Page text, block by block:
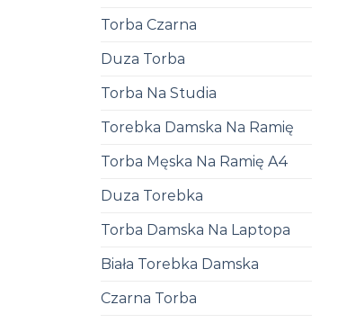
Torba Czarna
Duza Torba
Torba Na Studia
Torebka Damska Na Ramię
Torba Męska Na Ramię A4
Duza Torebka
Torba Damska Na Laptopa
Biała Torebka Damska
Czarna Torba